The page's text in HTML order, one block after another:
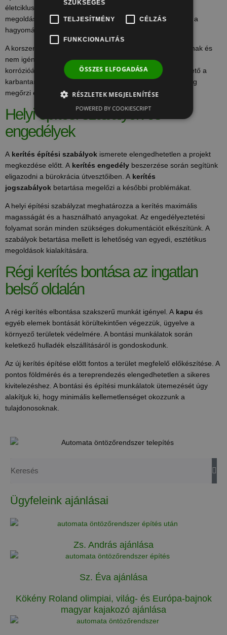
életciklus során felmerülő költségeket. A gondozásmentes
megoldások hosszú távon költséghatékonyabbak lehetnek a
hagyományos kerítéseknél.
A korszerű anyagok ellenállnak az időjárás viszontagságainak és
nem igényelnek rendszeres felületkezelést. Az UV-álló és
korrózióálló anyagok használatával minimálisra csökkenthető a
karbantartási igény. A megfelelően kivitelezett kerítés évekig
megőrzi esztétikus megjelenését.
Helyi építési szabályok és
engedélyek
A kerítés építési szabályok ismerete elengedhetetlen a projekt
megkezdése előtt. A kerítés engedély beszerzése során segítünk
eligazodni a bürokrácia útvesztőiben. A kerítés
jogszabályok betartása megelőzi a későbbi problémákat.
A helyi építési szabályzat meghatározza a kerítés maximális
magasságát és a használható anyagokat. Az engedélyeztetési
folyamat során minden szükséges dokumentációt elkészítünk. A
szabályok betartása mellett is lehetőség van egyedi, esztétikus
megoldások kialakítására.
Régi kerítés bontása az ingatlan
belső oldalán
A régi kerítés elbontása szakszerű munkát igényel. A kapu és
egyéb elemek bontását körültekintően végezzük, ügyelve a
környező területek védelmére. A bontási munkálatok során
keletkező hulladék elszállításáról is gondoskodunk.
Az új kerítés építése előtt fontos a terület megfelelő előkészítése. A
pontos földmérés és a tereprendezés elengedhetetlen a sikeres
kivitelezéshez. A bontási és építési munkálatok ütemezését úgy
alakítjuk ki, hogy minimális kellemetlenséget okozzunk a
tulajdonosoknak.
Ügyfeleink ajánlásai
Zs. András ajánlása
Sz. Éva ajánlása
Kökény Roland olimpiai, világ- és Európa-bajnok
magyar kajakozó ajánlása
SZÜKSÉGES
TELJESÍTMÉNY CÉLZÁS
FUNKCIONALITÁS
ÖSSZES ELFOGADÁSA
RÉSZLETEK MEGJELENÍTÉSE
POWERED BY COOKIESCRIPT